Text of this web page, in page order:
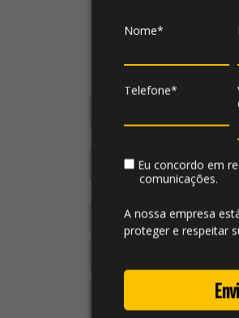
Nome*
Telefone*
Eu concordo em
comunicações.
A nossa empresa
proteger e respeitar
Empresa*
Segmento*
Eu concordo
Prometemos
E-mail
Potência do Gerador